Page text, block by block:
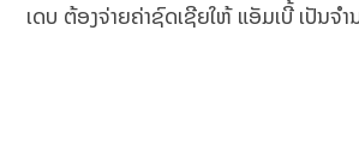
ເດບ ຕ້ອງຈ່າຍຄ່າຊົດເຊີຍໃຫ້ ແອັມເບີ້ ເປັນຈ